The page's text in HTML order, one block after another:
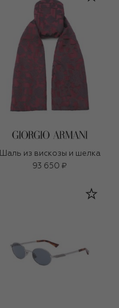
Шаль из вискозы и шелка
93 650 ₽